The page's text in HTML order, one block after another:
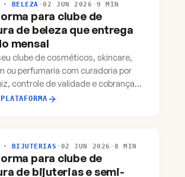
· BELEZA ·02 JUN 2026 ·9 MIN
para clube de
de beleza que entrega
mensal
clube de cosméticos, skincare,
ou perfumaria com curadoria por
controle de validade e cobrança
· BIJUTERIAS · 02 JUN 2026 ·8 MIN
para clube de
de bijuterias e semi-